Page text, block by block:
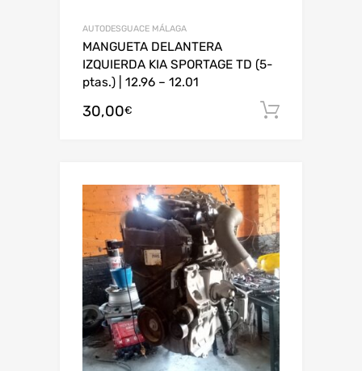
AUTODESGUACE MÁLAGA
MANGUETA DELANTERA
IZQUIERDA KIA SPORTAGE TD (5-
ptas.) | 12.96 – 12.01
30,00€